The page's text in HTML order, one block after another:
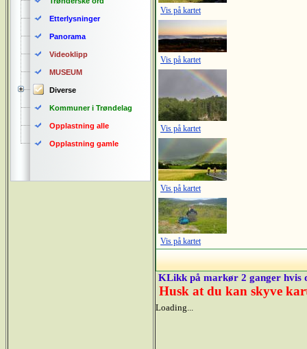
Etterlysninger
Panorama
Videoklipp
MUSEUM
Diverse
Kommuner i Trøndelag
Opplastning alle
Opplastning gamle
Vis på kartet
Vis på kartet
Vis på kartet
Vis på kartet
Vis på kartet
KLikk på markør 2 ganger hvis
Husk at du kan skyve
Loading...